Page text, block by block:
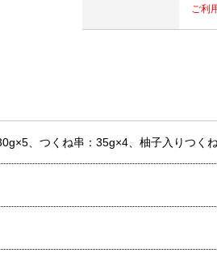
ご利
、つくね串：35g×4、柚子入りつく